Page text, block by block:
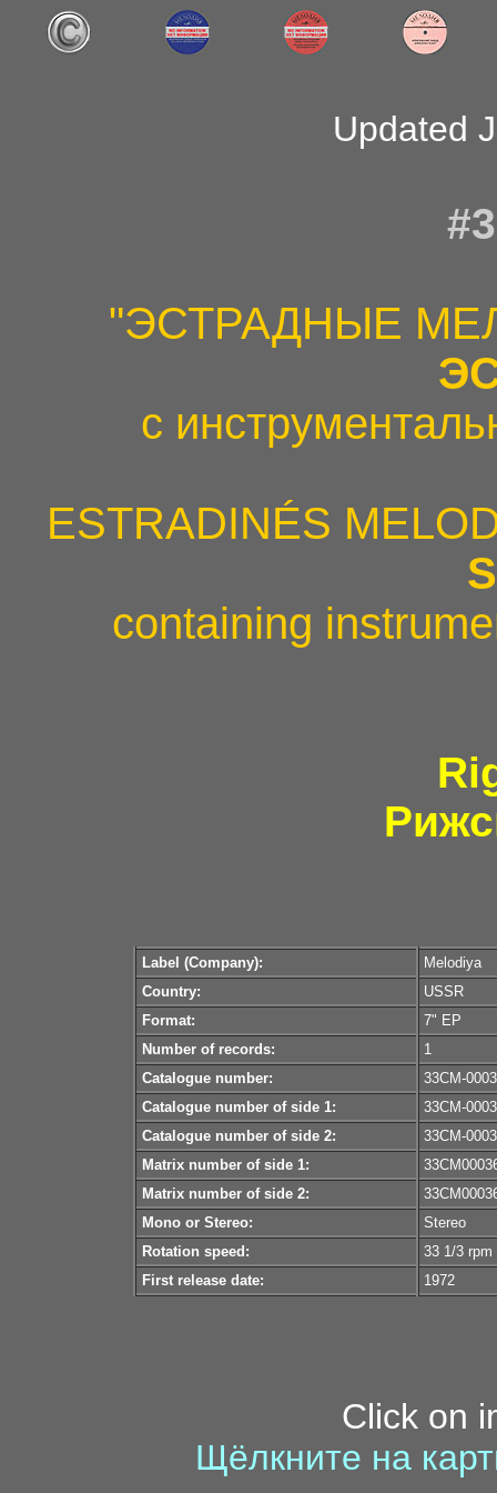
Updated
"ЭСТРАДНЫЕ
c
ESTRADINÉS
containing
Label (Company):
Melodiya
Country:
USSR
Format:
7" EP
Number of records:
1
Catalogue number:
33СМ-
Catalogue number of side 1:
33СМ-
Catalogue number of side 2:
33СМ-
Matrix number of side 1:
Matrix number of side 2:
Mono or Stereo:
Stereo
Rotation speed:
33 1/3 rpm
First release date:
1972
Click on
Щёлкните на